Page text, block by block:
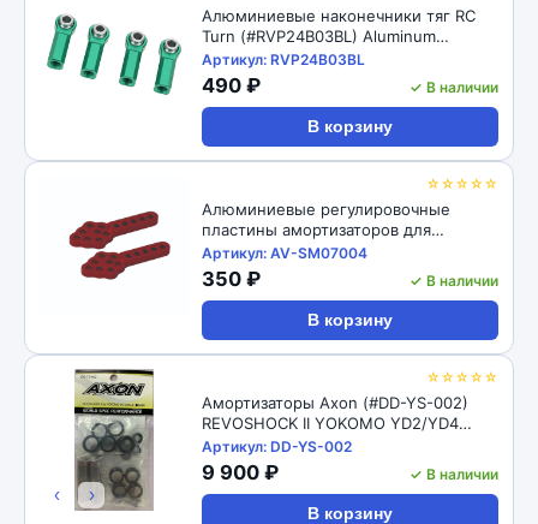
Алюминиевые наконечники тяг RC
Turn (#RVP24B03BL) Aluminum
Straight Link Steering Rod Ends with
M4 CW Thread Bore for 1/10 RC
Crawler 4pcs: Black
Артикул: RVP24B03BL
490 ₽ ✓ В наличии
В корзину
☆☆☆☆☆
Алюминиевые регулировочные
пластины амортизаторов для
радиоуправляемых автомоделей
1/10, 2шт RC-Avtomag (#AV-SM07004)
1/10 RC Car Aluminum Shock Absorber
Adjust Plate Droop Mount
Артикул: AV-SM07004
350 ₽ ✓ В наличии
В корзину
☆☆☆☆☆
‹ ›
Амортизаторы Axon (#DD-YS-002)
REVOSHOCK II YOKOMO YD2/YD4
12/16
Артикул: DD-YS-002
9 900 ₽ ✓ В наличии
В корзину